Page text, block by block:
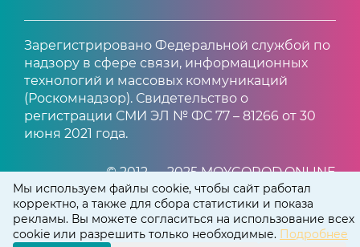
Мы используем файлы cookie, чтобы сайт работал
корректно, а также для сбора статистики и показа
рекламы. Вы можете согласиться на использование всех
cookie или разрешить только необходимые. Подробнее
Зарегистрировано Федеральной службой по
надзору в сфере связи, информационных
технологий и массовых коммуникаций
(Роскомнадзор). Свидетельство о
регистрации СМИ ЭЛ № ФС 77 – 81266 от 30
июня 2021 года.
© 2012 — 2025 MOYGOROD.ONLINE